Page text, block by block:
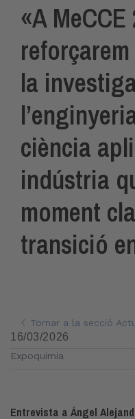
«A MeCCE
la
ciència
indústria
moment
transició
Tornar a la secció
16/03/2026
Expoquimia
Entrevista a Ángel